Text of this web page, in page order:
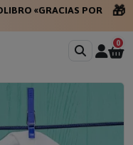
«GRACIAS POR
🎁
0